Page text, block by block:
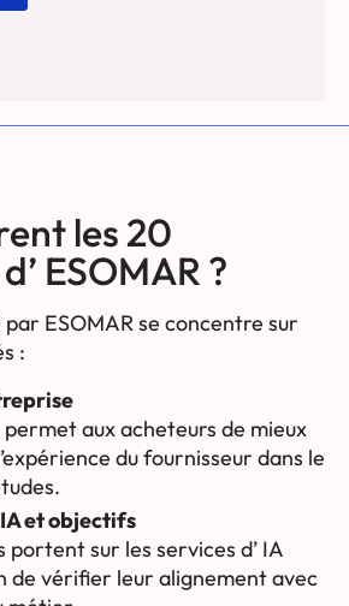
les 20
ESOMAR ?
ESOMAR se concentre sur
:
aux acheteurs de mieux
du fournisseur dans le
et objectifs
portent sur les services d’ IA
de vérifier leur alignement avec